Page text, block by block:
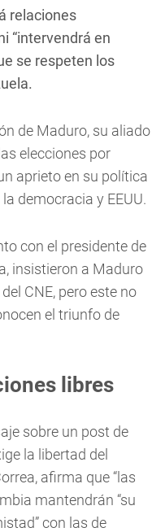
relaciones
“intervendrá en
se respeten los
de Maduro, su aliado
elecciones por
aprieto en su política
democracia y EEUU.
con el presidente de
insistieron a Maduro
CNE, pero este no
el triunfo de
libres
sobre un post de
la libertad del
afirma que “las
mantendrán “su
con las de